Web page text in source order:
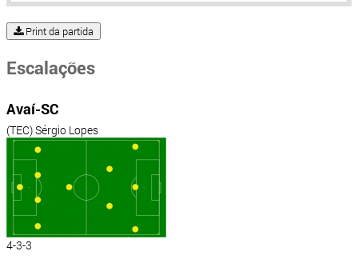
Print da partida
Escalações
Avaí-SC
(TEC) Sérgio Lopes
4-3-3